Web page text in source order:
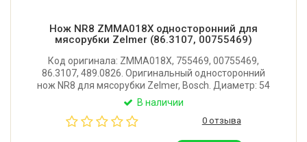
Нож NR8 ZMMA018X односторонний для
мясорубки Zelmer (86.3107, 00755469)
Код оригинала: ZMMA018X, 755469, 00755469,
86.3107, 489.0826. Оригинальный односторонний
нож NR8 для мясорубки Zelmer, Bosch. Диаметр: 54
мм. Размер отверстия: 10x10 мм. Толщина ножа: 9
В наличии
0 отзыва